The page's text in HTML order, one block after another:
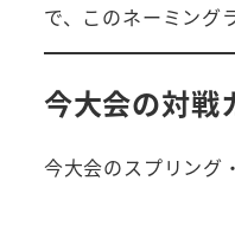
で、このネーミング
今大会の対戦
今大会のスプリング